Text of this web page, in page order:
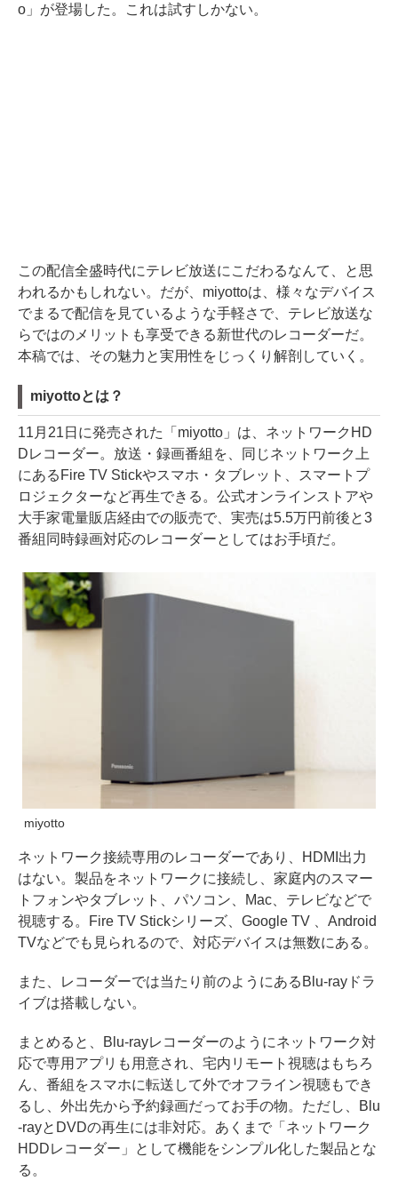
o」が登場した。これは試すしかない。
この配信全盛時代にテレビ放送にこだわるなんて、と思
われるかもしれない。だが、miyottoは、様々なデバイス
でまるで配信を見ているような手軽さで、テレビ放送な
らではのメリットも享受できる新世代のレコーダーだ。
本稿では、その魅力と実用性をじっくり解剖していく。
miyottoとは？
11月21日に発売された「miyotto」は、ネットワークHD
Dレコーダー。放送・録画番組を、同じネットワーク上
にあるFire TV Stickやスマホ・タブレット、スマートプ
ロジェクターなど再生できる。公式オンラインストアや
大手家電量販店経由での販売で、実売は5.5万円前後と3
番組同時録画対応のレコーダーとしてはお手頃だ。
miyotto
ネットワーク接続専用のレコーダーであり、HDMI出力
はない。製品をネットワークに接続し、家庭内のスマー
トフォンやタブレット、パソコン、Mac、テレビなどで
視聴する。Fire TV Stickシリーズ、Google TV 、Android
TVなどでも見られるので、対応デバイスは無数にある。
また、レコーダーでは当たり前のようにあるBlu-rayドラ
イブは搭載しない。
まとめると、Blu-rayレコーダーのようにネットワーク対
応で専用アプリも用意され、宅内リモート視聴はもちろ
ん、番組をスマホに転送して外でオフライン視聴もでき
るし、外出先から予約録画だってお手の物。ただし、Blu
-rayとDVDの再生には非対応。あくまで「ネットワーク
HDDレコーダー」として機能をシンプル化した製品とな
る。